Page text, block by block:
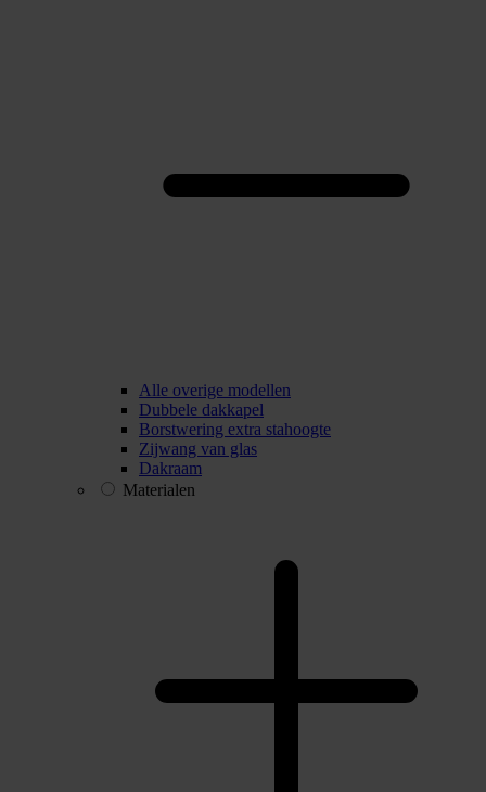
Alle overige modellen
Dubbele dakkapel
Borstwering extra stahoogte
Zijwang van glas
Dakraam
Materialen